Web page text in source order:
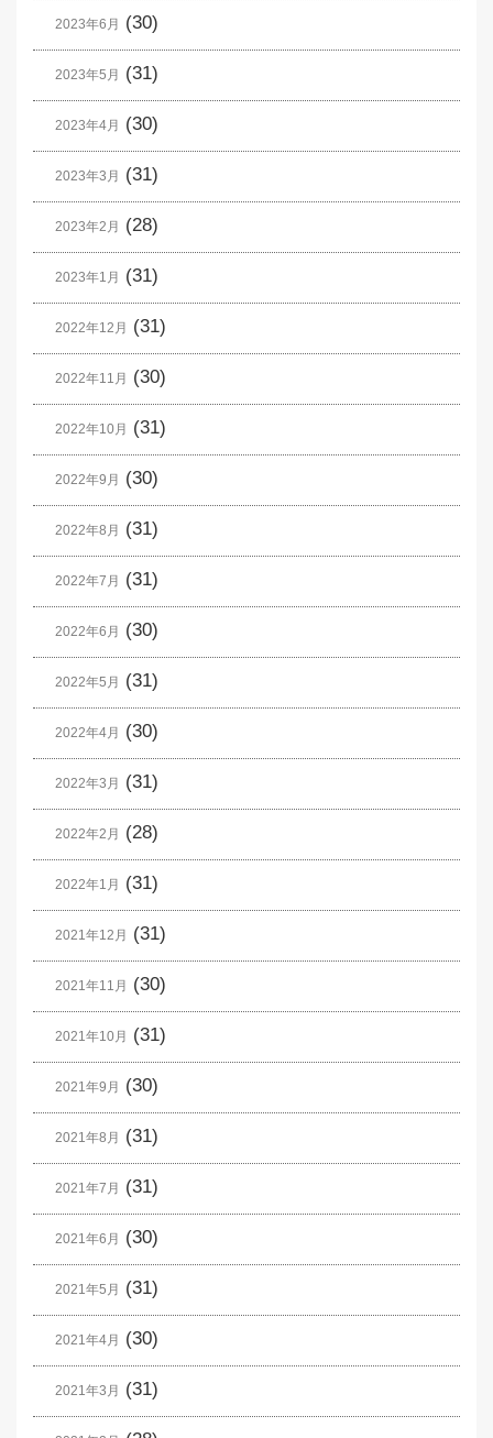
2023年6月 (30)
2023年5月 (31)
2023年4月 (30)
2023年3月 (31)
2023年2月 (28)
2023年1月 (31)
2022年12月 (31)
2022年11月 (30)
2022年10月 (31)
2022年9月 (30)
2022年8月 (31)
2022年7月 (31)
2022年6月 (30)
2022年5月 (31)
2022年4月 (30)
2022年3月 (31)
2022年2月 (28)
2022年1月 (31)
2021年12月 (31)
2021年11月 (30)
2021年10月 (31)
2021年9月 (30)
2021年8月 (31)
2021年7月 (31)
2021年6月 (30)
2021年5月 (31)
2021年4月 (30)
2021年3月 (31)